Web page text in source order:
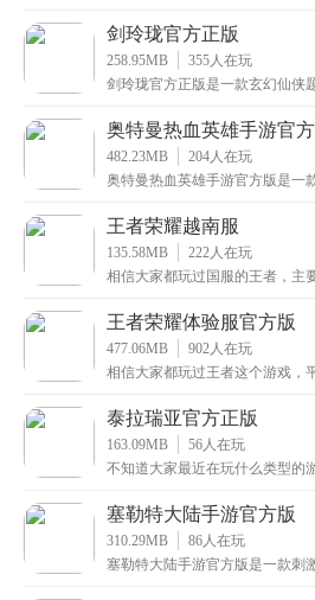
剑玲珑官方正版
258.95MB 355人在玩
剑玲珑官方正版是一款玄幻仙侠
炫酷
奥特曼热血英雄手游官
482.23MB 204人在玩
奥特曼热血英雄手游官方版是一
多著
王者荣耀越南服
135.58MB 222人在玩
相信大家都玩过国服的王者，主
其他
王者荣耀体验服官方版
477.06MB 902人在玩
相信大家都玩过王者这个游戏，
么小
泰拉瑞亚官方正版
163.09MB 56人在玩
不知道大家最近在玩什么类型的
作冒
塞勒特大陆手游官方版
310.29MB 86人在玩
塞勒特大陆手游官方版是一款刺